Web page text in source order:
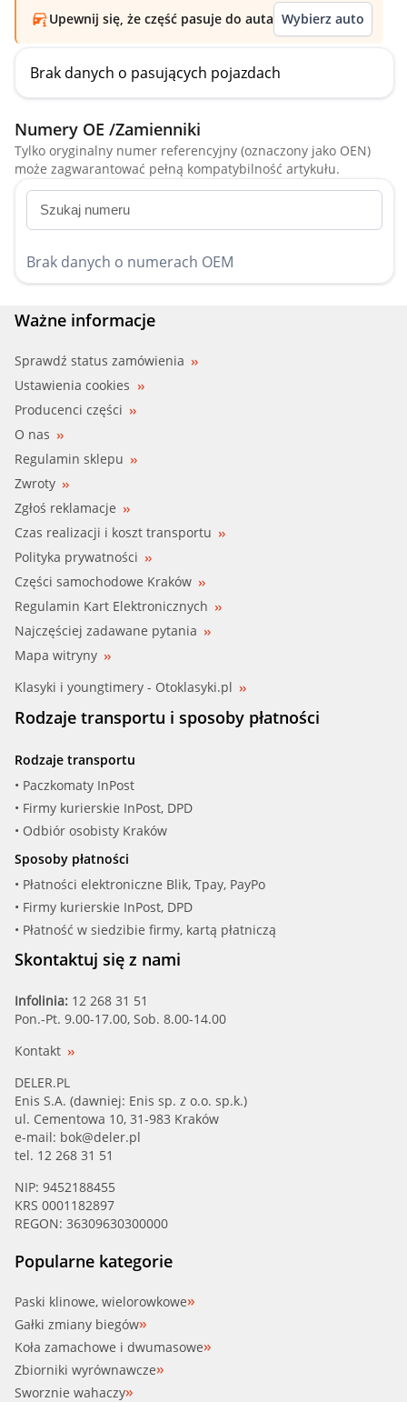
Upewnij się, że część pasuje do auta Wybierz auto
Brak danych o pasujących pojazdach
Numery OE /Zamienniki
Tylko oryginalny numer referencyjny (oznaczony jako OEN)
może zagwarantować pełną kompatybilność artykułu.
Brak danych o numerach OEM
Ważne informacje
Sprawdź status zamówienia
Ustawienia cookies
Producenci części
O nas
Regulamin sklepu
Zwroty
Zgłoś reklamacje
Czas realizacji i koszt transportu
Polityka prywatności
Części samochodowe Kraków
Regulamin Kart Elektronicznych
Najczęściej zadawane pytania
Mapa witryny
Klasyki i youngtimery - Otoklasyki.pl
Rodzaje transportu i sposoby płatności
Rodzaje transportu
• Paczkomaty InPost
• Firmy kurierskie InPost, DPD
• Odbiór osobisty Kraków
Sposoby płatności
• Płatności elektroniczne Blik, Tpay, PayPo
• Firmy kurierskie InPost, DPD
• Płatność w siedzibie firmy, kartą płatniczą
Skontaktuj się z nami
Infolinia: 12 268 31 51
Pon.-Pt. 9.00-17.00, Sob. 8.00-14.00
Kontakt
DELER.PL
Enis S.A. (dawniej: Enis sp. z o.o. sp.k.)
ul. Cementowa 10, 31-983 Kraków
e-mail: bok@deler.pl
tel. 12 268 31 51
NIP: 9452188455
KRS 0001182897
REGON: 36309630300000
Popularne kategorie
Paski klinowe, wielorowkowe
Gałki zmiany biegów
Koła zamachowe i dwumasowe
Zbiorniki wyrównawcze
Sworznie wahaczy